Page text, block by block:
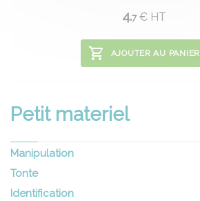
4.7 € HT
AJOUTER AU PANIER
Petit materiel
Manipulation
Tonte
Identification